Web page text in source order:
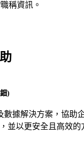
稱資訊。
)
據解決方案，協助
並以更安全且高效的